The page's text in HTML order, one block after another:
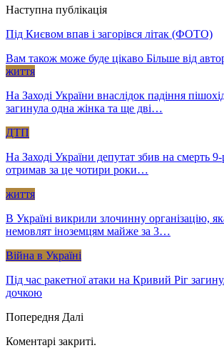
Наступна публікація
Під Києвом впав і загорівся літак (ФОТО)
Вам також може буде цікаво Більше від
життя
На Заході України внаслідок падіння
загинула одна жінка та ще дві…
ДТП
На Заході України депутат збив на смерть 9-
отримав за це чотири роки…
життя
В Україні викрили злочинну організацію,
немовлят іноземцям майже за 3…
Війна в Україні
Під час ракетної атаки на Кривий Ріг
дочкою
Попередня Далі
Коментарі закриті.